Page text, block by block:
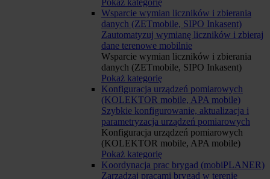
Pokaż kategorię
Wsparcie wymian liczników i zbierania
danych (ZETmobile, SIPO Inkasent)
Zautomatyzuj wymianę liczników i zbieraj
dane terenowe mobilnie
Wsparcie wymian liczników i zbierania
danych (ZETmobile, SIPO Inkasent)
Pokaż kategorię
Konfiguracja urządzeń pomiarowych
(KOLEKTOR mobile, APA mobile)
Szybkie konfigurowanie, aktualizacja i
parametryzacja urządzeń pomiarowych
Konfiguracja urządzeń pomiarowych
(KOLEKTOR mobile, APA mobile)
Pokaż kategorię
Koordynacja prac brygad (mobiPLANER)
Zarządzaj pracami brygad w terenie